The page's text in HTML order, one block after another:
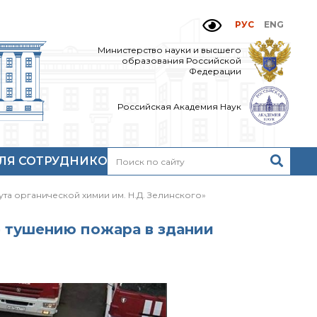
РУС ENG
Министерство науки и высшего
образования Российской
Федерации
Российская Академия Наук
СОТРУДНИКОВ
центр ИОХ РАН
органической химии им. Н.Д. Зелинского»
тушению пожара в здании